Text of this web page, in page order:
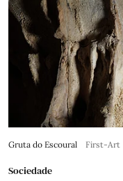
Gruta do Escoural First-Art
Sociedade